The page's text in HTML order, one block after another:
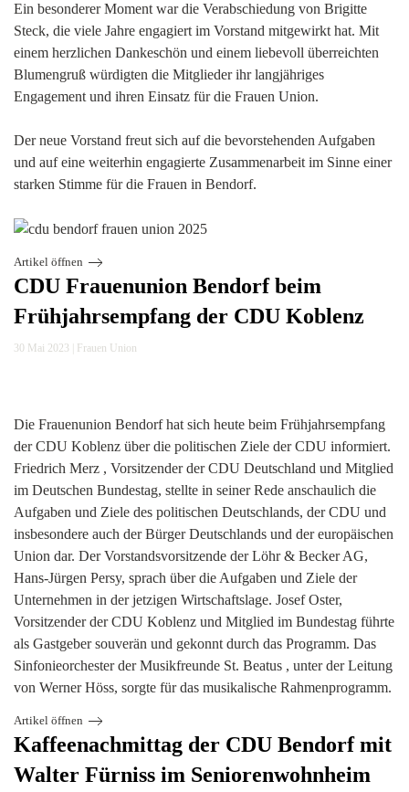
Ein besonderer Moment war die Verabschiedung von Brigitte
Steck, die viele Jahre engagiert im Vorstand mitgewirkt hat. Mit
einem herzlichen Dankeschön und einem liebevoll überreichten
Blumengruß würdigten die Mitglieder ihr langjähriges
Engagement und ihren Einsatz für die Frauen Union.
Der neue Vorstand freut sich auf die bevorstehenden Aufgaben
und auf eine weiterhin engagierte Zusammenarbeit im Sinne einer
starken Stimme für die Frauen in Bendorf.
Artikel öffnen
CDU Frauenunion Bendorf beim
Frühjahrsempfang der CDU Koblenz
30 Mai 2023 Frauen Union
Die Frauenunion Bendorf hat sich heute beim Frühjahrsempfang
der CDU Koblenz über die politischen Ziele der CDU informiert.
Friedrich Merz , Vorsitzender der CDU Deutschland und Mitglied
im Deutschen Bundestag, stellte in seiner Rede anschaulich die
Aufgaben und Ziele des politischen Deutschlands, der CDU und
insbesondere auch der Bürger Deutschlands und der europäischen
Union dar. Der Vorstandsvorsitzende der Löhr & Becker AG,
Hans-Jürgen Persy, sprach über die Aufgaben und Ziele der
Unternehmen in der jetzigen Wirtschaftslage. Josef Oster,
Vorsitzender der CDU Koblenz und Mitglied im Bundestag führte
als Gastgeber souverän und gekonnt durch das Programm. Das
Sinfonieorchester der Musikfreunde St. Beatus , unter der Leitung
von Werner Höss, sorgte für das musikalische Rahmenprogramm.
Artikel öffnen
Kaffeenachmittag der CDU Bendorf mit
Walter Fürniss im Seniorenwohnheim